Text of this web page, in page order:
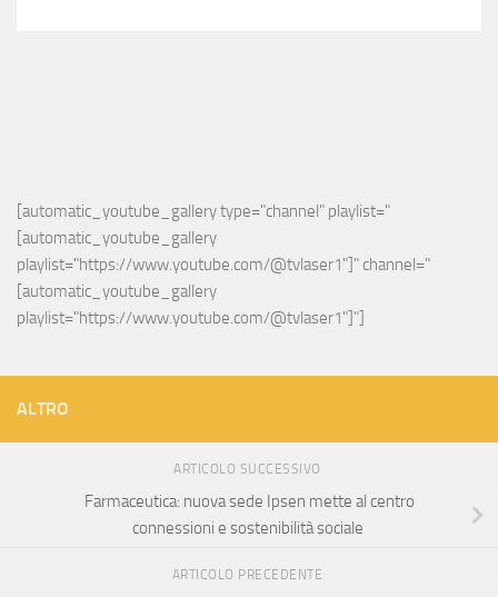
[automatic_youtube_gallery type="channel" playlist="
[automatic_youtube_gallery
playlist="https://www.youtube.com/@tvlaser1"]" channel="
[automatic_youtube_gallery
playlist="https://www.youtube.com/@tvlaser1"]"]
ALTRO
ARTICOLO SUCCESSIVO
Farmaceutica: nuova sede Ipsen mette al centro
connessioni e sostenibilità sociale
ARTICOLO PRECEDENTE